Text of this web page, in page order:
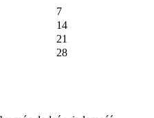
7
14
21
28